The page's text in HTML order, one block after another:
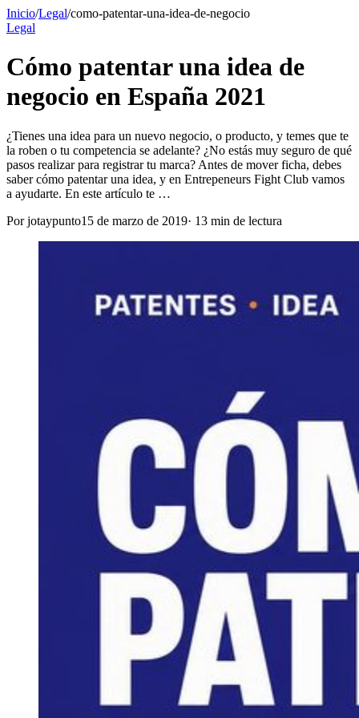
Inicio/Legal/como-patentar-una-idea-de-negocio
Legal
Cómo patentar una idea de
negocio en España 2021
¿Tienes una idea para un nuevo negocio, o producto, y temes que te
la roben o tu competencia se adelante? ¿No estás muy seguro de qué
pasos realizar para registrar tu marca? Antes de mover ficha, debes
saber cómo patentar una idea, y en Entrepeneurs Fight Club vamos
a ayudarte. En este artículo te …
Porjotaypunto15 de marzo de 2019· 13 min de lectura